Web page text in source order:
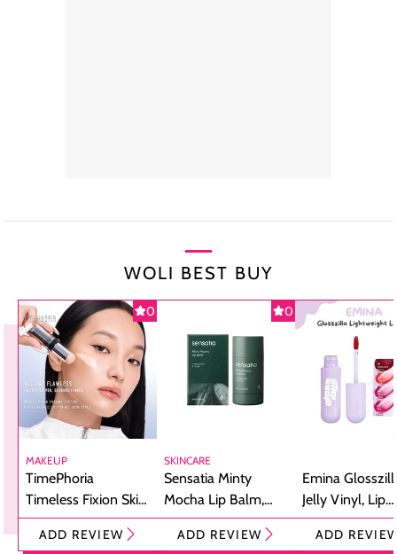
WOLI BEST BUY
0
MAKEUP
TimePhoria
Timeless Fixion Skin
Tint Stick,
Foundation dan
ADD REVIEW
0
SKINCARE
Sensatia Minty
Mocha Lip Balm,
Pelembap Bibir
dengan Aroma
ADD REVIEW
Emina
Jelly Vinyl, Lip
Cream Glossy
Ringan
ADD